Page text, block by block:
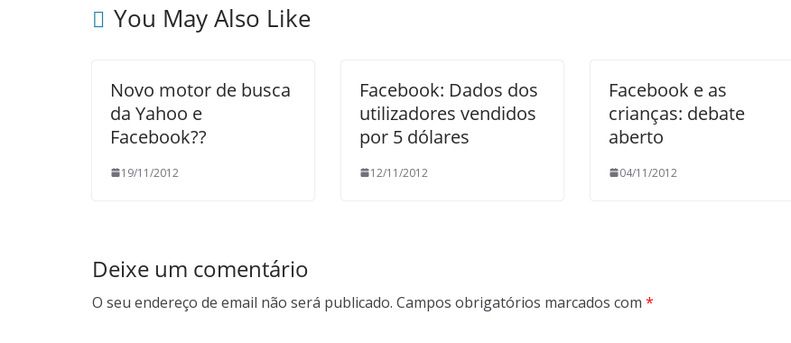
You May Also Like
Novo motor de busca
da Yahoo e
Facebook??
19/11/2012
Facebook: Dados dos
utilizadores vendidos
por 5 dólares
12/11/2012
Facebook e as
crianças: debate
aberto
04/11/2012
Deixe um comentário
O seu endereço de email não será publicado. Campos obrigatórios marcados com *